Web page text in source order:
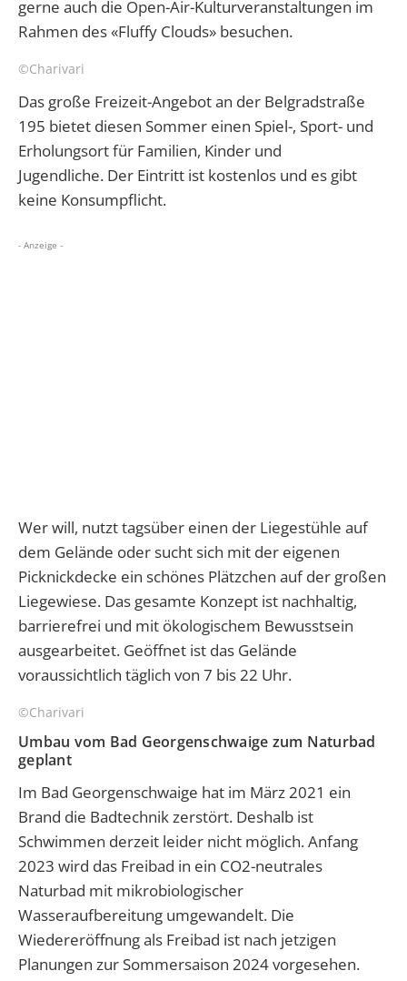
gerne auch die Open-Air-Kulturveranstaltungen im
Rahmen des «Fluffy Clouds» besuchen.
©Charivari
Das große Freizeit-Angebot an der Belgradstraße
195 bietet diesen Sommer einen Spiel-, Sport- und
Erholungsort für Familien, Kinder und
Jugendliche. Der Eintritt ist kostenlos und es gibt
keine Konsumpflicht.
- Anzeige -
Wer will, nutzt tagsüber einen der Liegestühle auf
dem Gelände oder sucht sich mit der eigenen
Picknickdecke ein schönes Plätzchen auf der großen
Liegewiese. Das gesamte Konzept ist nachhaltig,
barrierefrei und mit ökologischem Bewusstsein
ausgearbeitet. Geöffnet ist das Gelände
voraussichtlich täglich von 7 bis 22 Uhr.
©Charivari
Umbau vom Bad Georgenschwaige zum Naturbad
geplant
Im Bad Georgenschwaige hat im März 2021 ein
Brand die Badtechnik zerstört. Deshalb ist
Schwimmen derzeit leider nicht möglich. Anfang
2023 wird das Freibad in ein CO2-neutrales
Naturbad mit mikrobiologischer
Wasseraufbereitung umgewandelt. Die
Wiedereröffnung als Freibad ist nach jetzigen
Planungen zur Sommersaison 2024 vorgesehen.